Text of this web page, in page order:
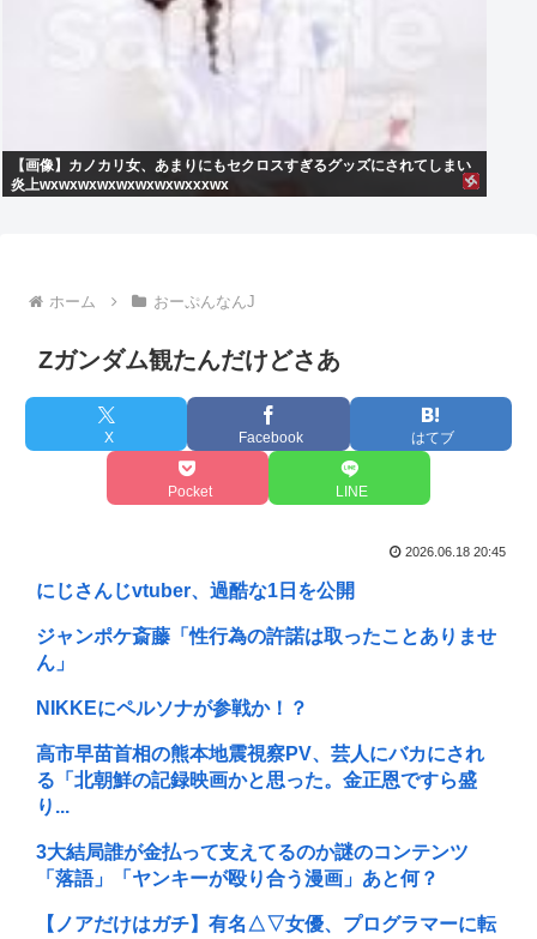
【画像】カノカリ女、あまりにもセクロスすぎるグッズにされてしまい
炎上wxwxwxwxwxwxwxwxxxwx
ホーム おーぷんなんJ
Zガンダム観たんだけどさあ
X Facebook はてブ
Pocket LINE
2026.06.18 20:45
にじさんじvtuber、過酷な1日を公開
ジャンポケ斎藤「性行為の許諾は取ったことありませ
ん」
NIKKEにペルソナが参戦か！？
高市早苗首相の熊本地震視察PV、芸人にバカにされ
る「北朝鮮の記録映画かと思った。金正恩ですら盛
り...
3大結局誰が金払って支えてるのか謎のコンテンツ
「落語」「ヤンキーが殴り合う漫画」あと何？
【ノアだけはガチ】有名△▽女優、プログラマーに転